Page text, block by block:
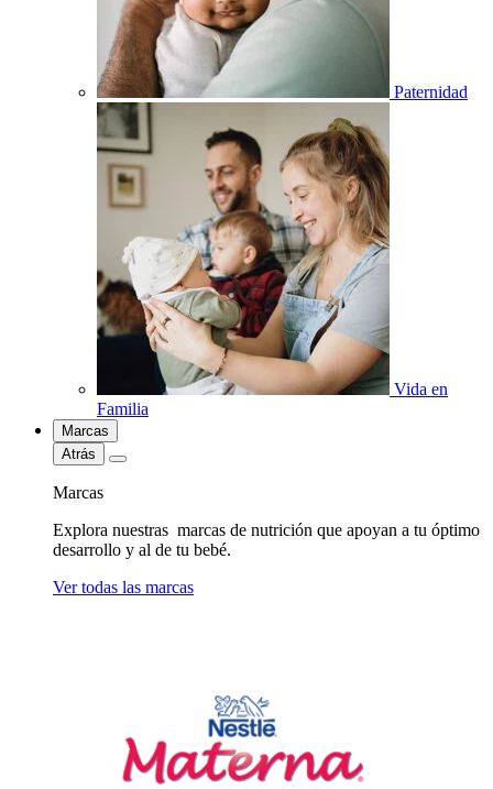
Paternidad
Vida en
Familia
Marcas
Atrás
Marcas
Explora nuestras marcas de nutrición que apoyan a tu óptimo
desarrollo y al de tu bebé.
Ver todas las marcas